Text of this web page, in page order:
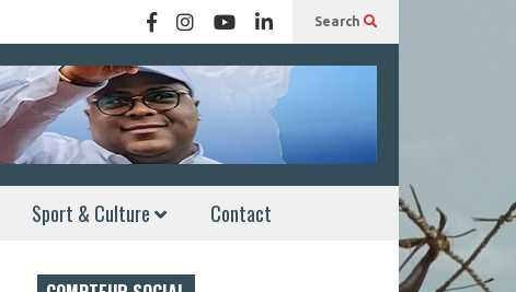
Search
Sport & Culture Contact